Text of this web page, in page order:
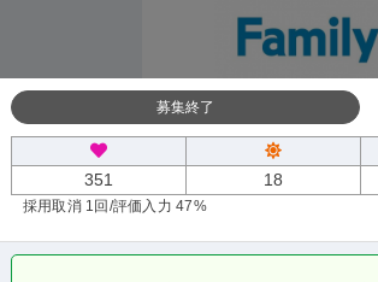
募集終了
351 18
採用取消 1回 /評価入力 47%